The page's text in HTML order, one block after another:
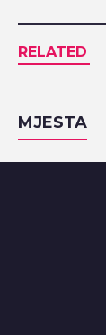
RELATED
MJESTA